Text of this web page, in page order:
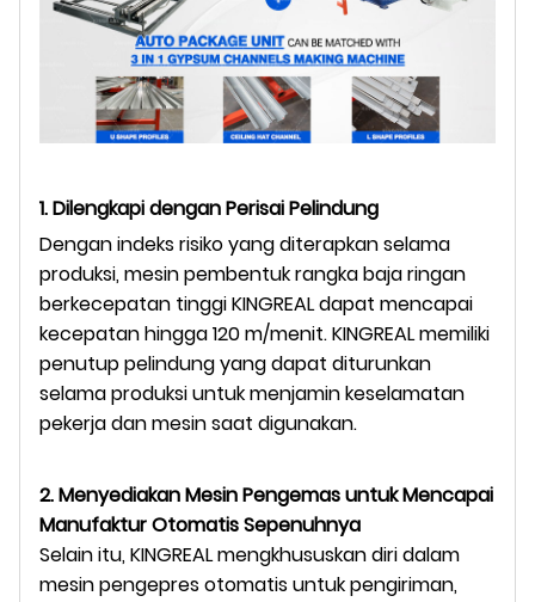
1. Dilengkapi dengan Perisai Pelindung
Dengan indeks risiko yang diterapkan selama
produksi, mesin pembentuk rangka baja ringan
berkecepatan tinggi KINGREAL dapat mencapai
kecepatan hingga 120 m/menit. KINGREAL memiliki
penutup pelindung yang dapat diturunkan
selama produksi untuk menjamin keselamatan
pekerja dan mesin saat digunakan.
2. Menyediakan Mesin Pengemas untuk Mencapai
Manufaktur Otomatis Sepenuhnya
Selain itu, KINGREAL mengkhususkan diri dalam
mesin pengepres otomatis untuk pengiriman,